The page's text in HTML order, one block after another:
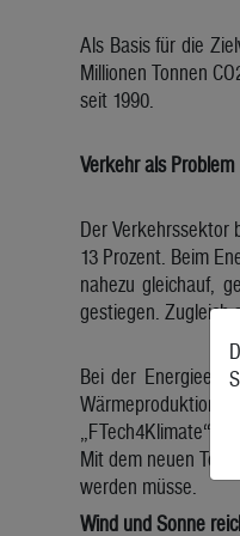
Als Basis für die
Millionen Tonnen
seit 1990.
Verkehr als Problem
Der Verkehrssektor
13 Prozent. Beim
nahezu gleichauf,
gestiegen. Zugleich
Bei der
Wärmeproduktion
„FTech4Klimate“,
Mit dem neuen
werden müsse.
Wind und Sonne